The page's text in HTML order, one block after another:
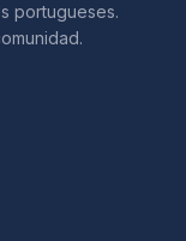
portugueses.